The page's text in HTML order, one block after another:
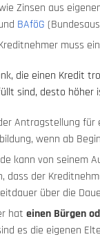
Zinsen aus
BAföG
muss
die einen Kredit
sind, desto höher
Antragstellung für
wenn ab
kann von seinem
dass der
über die
hat einen Bürgen
es die eigenen